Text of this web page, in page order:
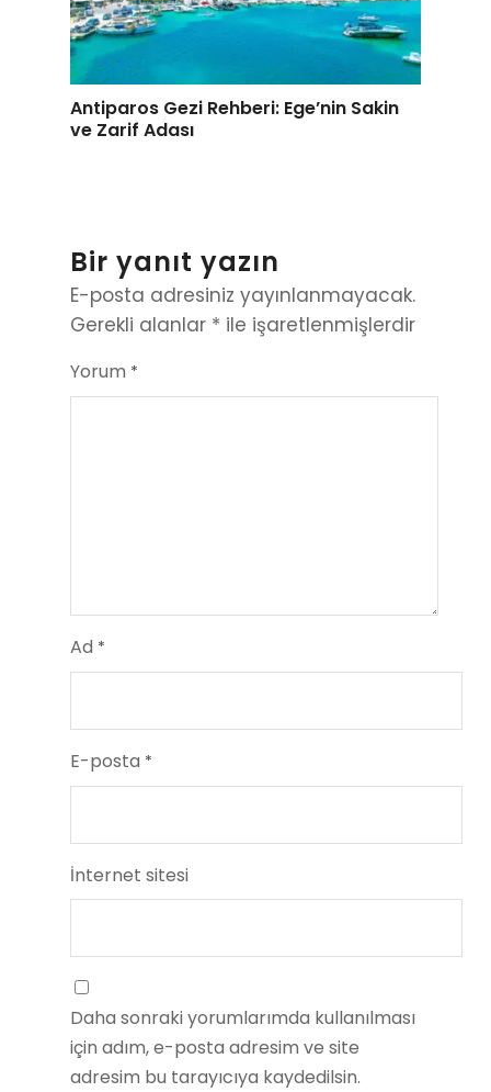
Antiparos Gezi Rehberi: Ege’nin Sakin
ve Zarif Adası
Bir yanıt yazın
E-posta adresiniz yayınlanmayacak.
Gerekli alanlar * ile işaretlenmişlerdir
Yorum *
Ad *
E-posta *
İnternet sitesi
Daha sonraki yorumlarımda kullanılması
için adım, e-posta adresim ve site
adresim bu tarayıcıya kaydedilsin.